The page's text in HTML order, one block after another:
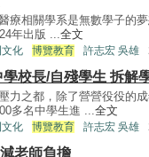
療相關學系是無數學子的
年出版 ...全文
化 博覽教育 許志宏 吳雄
校長/自殘學生 拆解
力之都，除了營營役役的
多名中學生進 ...全文
化 博覽教育 許志宏 吳雄
老師負擔